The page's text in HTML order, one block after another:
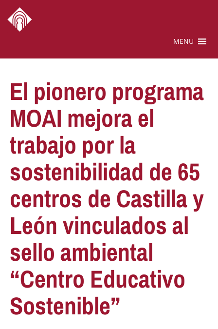
MENU
El pionero programa
MOAI mejora el
trabajo por la
sostenibilidad de 65
centros de Castilla y
León vinculados al
sello ambiental
“Centro Educativo
Sostenible”